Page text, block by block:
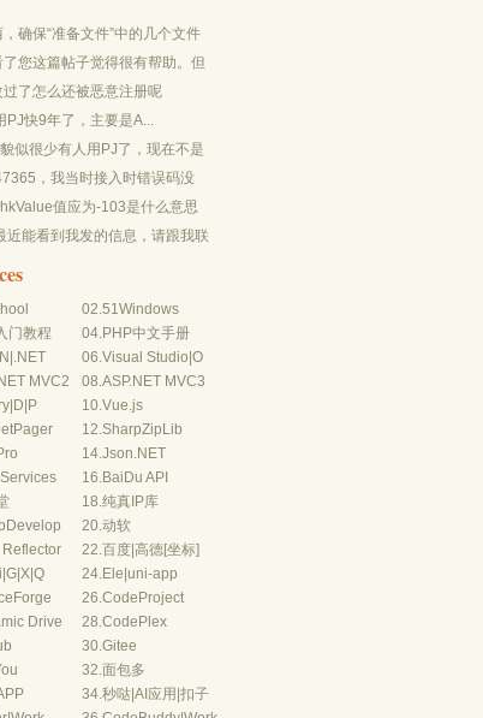
确保“准备文件”中的几个文件
S...
您这篇帖子觉得很有帮助。但
想请...
过了怎么还被恶意注册呢
PJ快9年了，主要是A...
似很少有人用PJ了，现在不是
，我当时接入时错误码没
值应为-103是什么意思
近能看到我发的信息，请跟我联
02.51Windows
门教程 04.PHP中文手册
.NET 06.Visual Studio O
MVC2 08.ASP.NET MVC3
D P 10.Vue.js
12.SharpZipLib
14.Json.NET
16.BaiDu API
18.纯真IP库
20.动软
Reflector 22.百度 高德[坐标]
G X Q 24.Ele uni-app
26.CodeProject
Drive 28.CodePlex
30.Gitee
32.面包多
34.秒哒 AI应用 扣子